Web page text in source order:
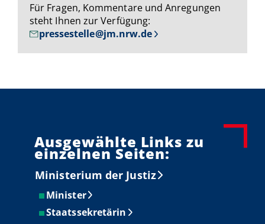
Für Fragen, Kommentare und Anregungen
steht Ihnen zur Verfügung:
pressestelle@jm.nrw.de
Ausgewählte Links zu
einzelnen Seiten:
Ministerium der Justiz
Minister
Staatssekretärin